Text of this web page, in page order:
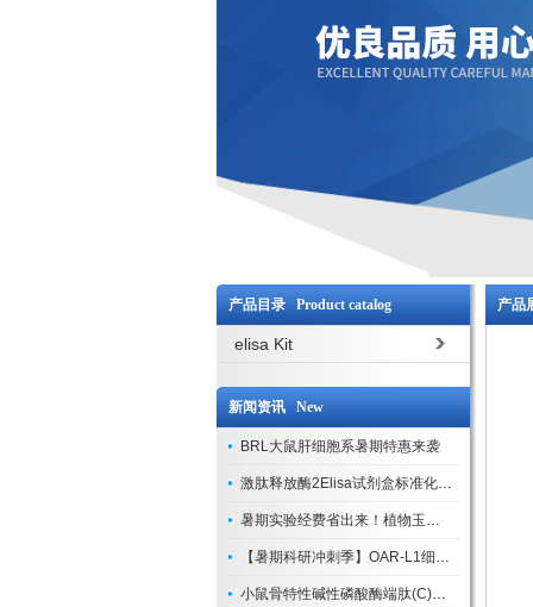
产品目录 Product catalog
elisa Kit
新闻资讯 New
BRL大鼠肝细胞系暑期特惠来袭
激肽释放酶2Elisa试剂盒标准化实验操作与质控体系解析
暑期实验经费省出来！植物玉米索核苷（ZR ）elisa酶联免疫试剂盒
【暑期科研冲刺季】OAR-L1细胞专用培养基特惠，助力实验高效突破
小鼠骨特性碱性磷酸酶端肽(C)elisa试剂盒大促，骨科研人速囤
产品